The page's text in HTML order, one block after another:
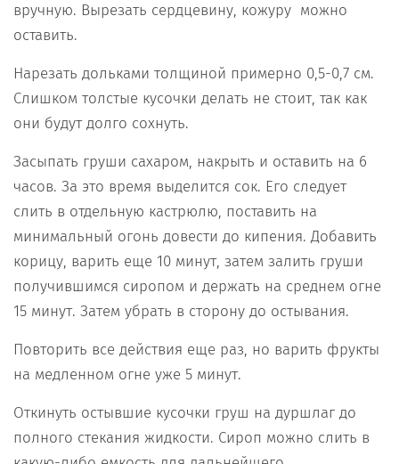
вручную. Вырезать сердцевину, кожуру можно
оставить.
Нарезать дольками толщиной примерно 0,5-0,7 см.
Слишком толстые кусочки делать не стоит, так как
они будут долго сохнуть.
Засыпать груши сахаром, накрыть и оставить на 6
часов. За это время выделится сок. Его следует
слить в отдельную кастрюлю, поставить на
минимальный огонь довести до кипения. Добавить
корицу, варить еще 10 минут, затем залить груши
получившимся сиропом и держать на среднем огне
15 минут. Затем убрать в сторону до остывания.
Повторить все действия еще раз, но варить фрукты
на медленном огне уже 5 минут.
Откинуть остывшие кусочки груш на дуршлаг до
полного стекания жидкости. Сироп можно слить в